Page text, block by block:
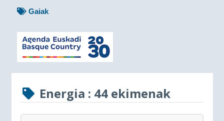
Gaiak
Energia : 44 ekimenak